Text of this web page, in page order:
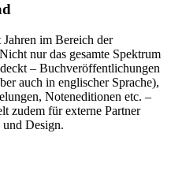
im Bereich der
nur das gesamte Spektrum
– Buchveröffentlichungen
auch in englischer Sprache),
Noteneditionen etc. –
zudem für externe Partner
Design.